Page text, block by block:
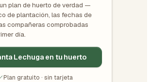
plan de huerto de verdad —
de plantación, las fechas de
compañeras comprobadas
día.
Lechuga en tu huerto
Plan gratuito · sin tarjeta